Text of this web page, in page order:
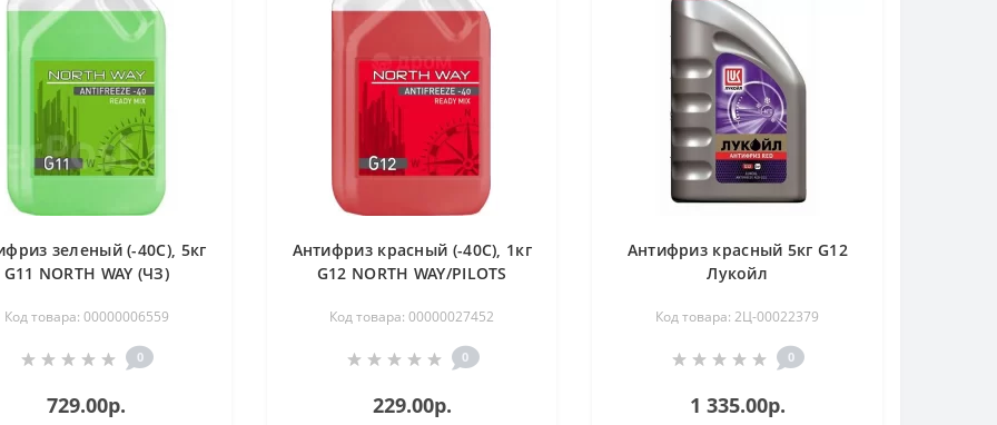
зеленый (-40С), 5кг
G11 NORTH WAY (ЧЗ)
Код товара: 00000006559
0
729.00р.
Антифриз красный (-40С), 1кг
G12 NORTH WAY/PILOTS
Код товара: 00000027452
0
229.00р.
Антифриз красный 5кг G12
Лукойл
Код товара: 2Ц-00022379
0
1 335.00р.